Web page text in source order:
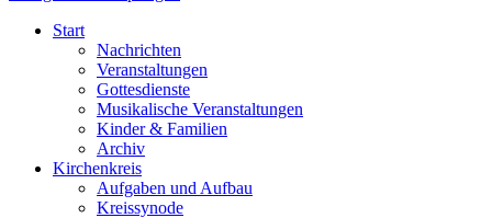
Start
Nachrichten
Veranstaltungen
Gottesdienste
Musikalische Veranstaltungen
Kinder & Familien
Archiv
Kirchenkreis
Aufgaben und Aufbau
Kreissynode